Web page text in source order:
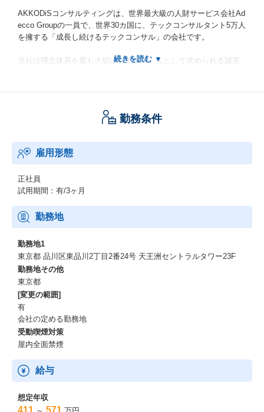
AKKODiSコンサルティングは、世界最大級の人財サービス会社Ad
ecco Groupの一員で、世界30カ国に、テックコンサルタント5万人
を擁する「成長し続けるテックコンサル」の会社です。
当社は理念体系を最も大切にしており、人として求められる誠実
特に「現場変革」には強いこだわりをもっており、
え方で、
現場の課題を特定しそこからのボトムアップ提案を通じて、
AIなど最新テクノロジーを通じてイノベーションをおこすためにA
decco Groupが持つグローバルアセットを最大限活用し、
お客様の事業現場と融合＜フュージョン＞することで、
に実現していきます。
Visionの実現を目指す私たちにとって、
【社員一人ひとりが「ライフビジョン」「キャリアビジョン」を
考えること・見つけること・そして社会に広めていくこと】
をとても大切にしています。
そしてそのビジョンと当社が掲げる理念体系（Integrity・企業理
念・DNA・Values・Vision）が重なり合うことを最も大切にしてい
ます。
入社時だけではなくプロジェクト配属を決定する際にも大切にし
ており、
個人と組織のビジョンマッチングにより人財が躍動化する社会の
実現を目指しています。
AI Transformationの推進～1.4万人の社員が研修を受講～
勤務条件
雇用形態
正社員
試用期間：有/3ヶ月
勤務地
勤務地1
東京都 品川区東品川2丁目2番24号 天王洲セントラルタワー23F
勤務地その他
東京都
[変更の範囲]
有
会社の定める勤務地
受動喫煙対策
屋内全面禁煙
給与
想定年収
411 571